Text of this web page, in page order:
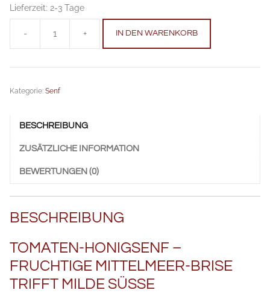
Lieferzeit: 2-3 Tage
-
Senf
+ IN DEN WARENKORB
Kategorie: Senf
BESCHREIBUNG
ZUSÄTZLICHE INFORMATION
BEWERTUNGEN (0)
BESCHREIBUNG
TOMATEN-HONIGSENF –
FRUCHTIGE MITTELMEER-BRISE
TRIFFT MILDE SÜSSE